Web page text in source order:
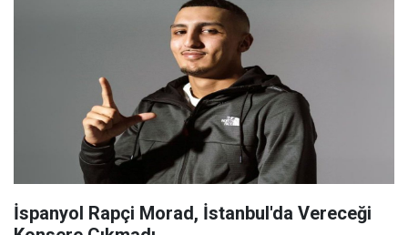
İspanyol Rapçi Morad, İstanbul'da Vereceği